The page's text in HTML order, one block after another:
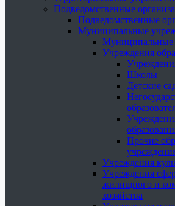
Подведомственные
Подведомственные
Муниципальные
Муниципальные
Учреждения
Школы
Детские
Прочие
Учреждения
Учреждения
жилищного и
хозяйства